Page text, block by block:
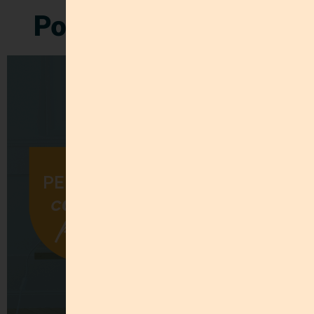
Post Relacionados